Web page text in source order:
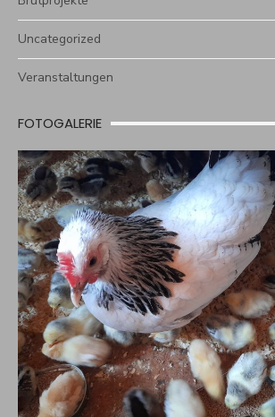
Uncategorized
Veranstaltungen
FOTOGALERIE